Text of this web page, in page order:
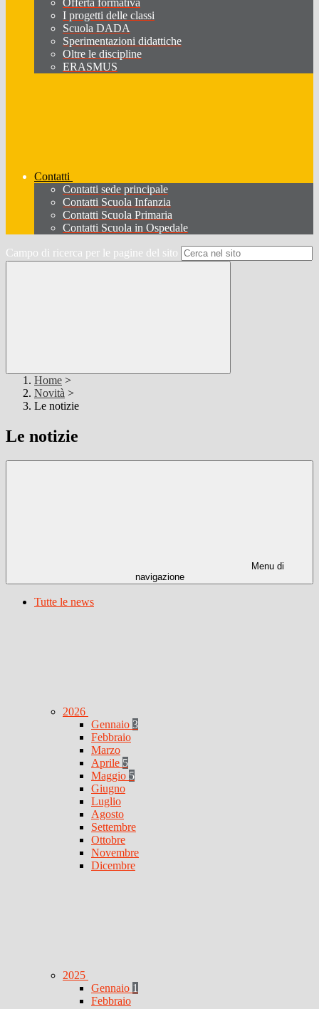
Offerta formativa
I progetti delle classi
Scuola DADA
Sperimentazioni didattiche
Oltre le discipline
ERASMUS
Contatti
Contatti sede principale
Contatti Scuola Infanzia
Contatti Scuola Primaria
Contatti Scuola in Ospedale
Campo di ricerca per le pagine del sito
Home >
Novità >
Le notizie
Le notizie
Menu di
navigazione
Tutte le news
2026
Gennaio 3
Febbraio
Marzo
Aprile 5
Maggio 5
Giugno
Luglio
Agosto
Settembre
Ottobre
Novembre
Dicembre
2025
Gennaio 1
Febbraio